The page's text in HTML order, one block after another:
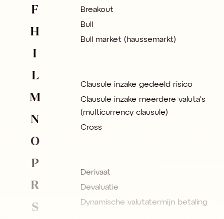
F
H
I
L
M
N
O
P
R
S
Breakout
Bull
Bull market (haussemarkt)
Clausule inzake gedeeld risico
Clausule inzake meerdere valuta's
(multicurrency clausule)
Cross
Derivaat
Devaluatie
Dynamische valutatermijn betaling